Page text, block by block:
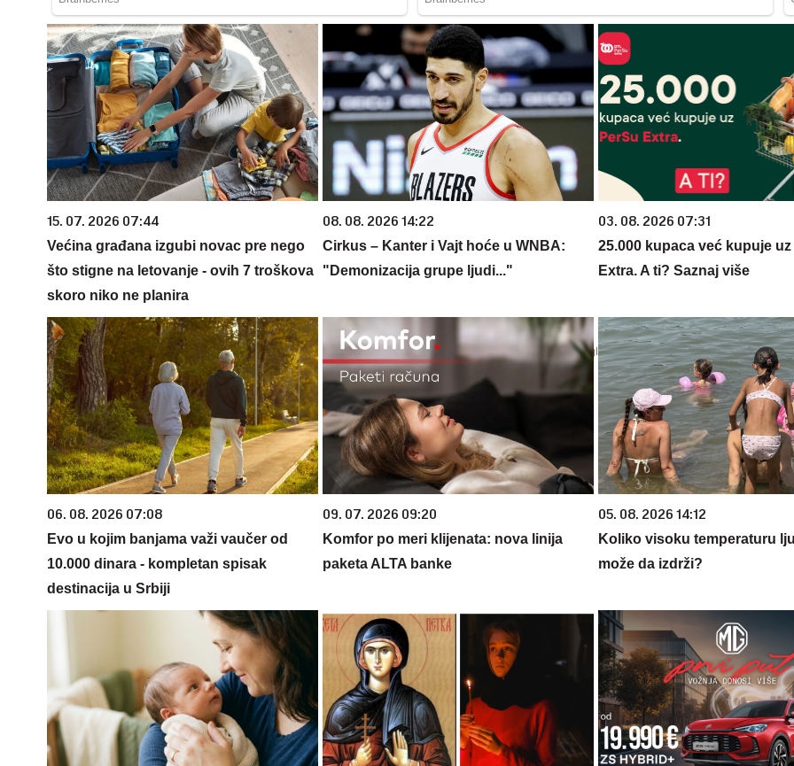
15. 07. 2026 07:44
Većina građana izgubi novac pre nego
što stigne na letovanje - ovih 7 troškova
skoro niko ne planira
08. 08. 2026 14:22
Cirkus – Kanter i Vajt hoće u WNBA:
"Demonizacija grupe ljudi..."
03. 08. 2026 07:31
25.000 kupaca već kupuje uz
Extra. A ti? Saznaj više
06. 08. 2026 07:08
Evo u kojim banjama važi vaučer od
10.000 dinara - kompletan spisak
destinacija u Srbiji
09. 07. 2026 09:20
Komfor po meri klijenata: nova linija
paketa ALTA banke
05. 08. 2026 14:12
Koliko visoku temperaturu
može da izdrži?